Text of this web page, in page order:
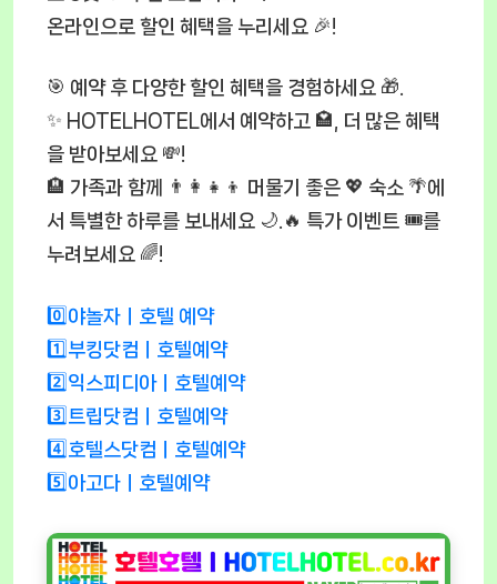
온라인으로 할인 혜택을 누리세요 🎉!
🎯 예약 후 다양한 할인 혜택을 경험하세요 🎁.
✨ HOTELHOTEL에서 예약하고 🏩, 더 많은 혜택
을 받아보세요 💸!
🏨 가족과 함께 👨‍👩‍👧‍👦 머물기 좋은 💖 숙소 🌴에
서 특별한 하루를 보내세요 🌙.🔥 특가 이벤트 🎟️를
누려보세요 🌈!
0️⃣야놀자ㅣ호텔 예약
1️⃣부킹닷컴ㅣ호텔예약
2️⃣익스피디아ㅣ호텔예약
3️⃣트립닷컴ㅣ호텔예약
4️⃣호텔스닷컴ㅣ호텔예약
5️⃣아고다ㅣ호텔예약